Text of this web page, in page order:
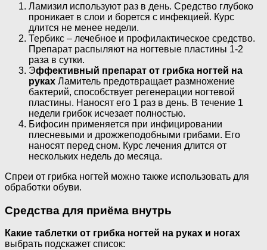
Ламизил используют раз в день. Средство глубоко
проникает в слои и борется с инфекцией. Курс
длится не менее недели.
Тербикс – лечебное и профилактическое средство.
Препарат распыляют на ногтевые пластины 1-2
раза в сутки.
Эффективный препарат от грибка ногтей на
руках Ламитель предотвращает размножение
бактерий, способствует регенерации ногтевой
пластины. Наносят его 1 раз в день. В течение 1
недели грибок исчезает полностью.
Бифосин применяется при инфицировании
плесневыми и дрожжеподобными грибами. Его
наносят перед сном. Курс лечения длится от
нескольких недель до месяца.
Спреи от грибка ногтей можно также использовать для
обработки обуви.
Средства для приёма внутрь
Какие таблетки от грибка ногтей на руках и ногах
выбрать подскажет список: